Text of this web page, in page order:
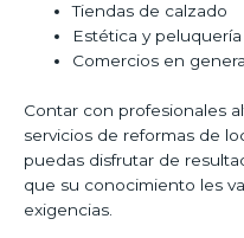
Tiendas de calzado
Estética y peluquería
Comercios en
Contar con profesionales
servicios de reformas de
puedas disfrutar de
que su conocimiento les
exigencias.